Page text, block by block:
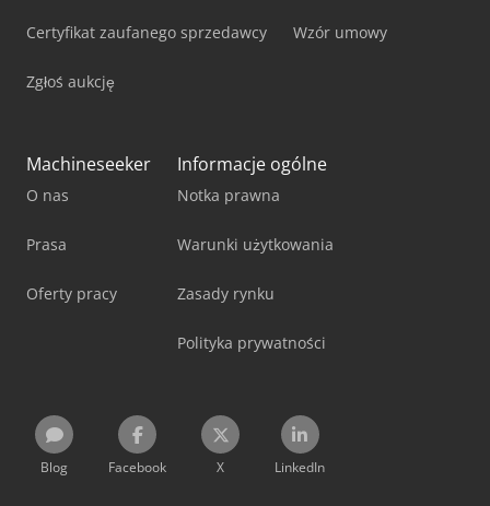
Certyfikat zaufanego sprzedawcy
Zgłoś aukcję
Wzór umowy
Machineseeker
O nas
Prasa
Oferty pracy
Informacje ogólne
Notka prawna
Warunki użytkowania
Zasady rynku
Polityka prywatności
Blog Facebook X LinkedIn